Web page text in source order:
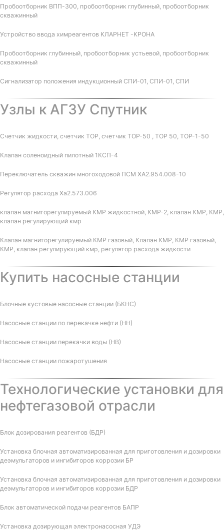
Пробоотборник ВПП-300, пробоотборник глубинный, пробоотборник
скважинный
Устройство ввода химреагентов КЛАРНЕТ -КРОНА
Пробоотборник глубинный, пробоотборник устьевой, пробоотборник
скважинный
Сигнализатор положения индукционный СПИ-01, СПИ-01, СПИ
Узлы к АГЗУ Спутник
Счетчик жидкости, счетчик ТОР, счетчик ТОР-50 , ТОР 50, ТОР-1-50
Клапан соленоидный пилотный 1КСП-4
Переключатель скважин многоходовой ПСМ ХА2.954.008-10
Регулятор расхода Ха2.573.006
клапан магниторегулируемый КМР жидкостной, КМР-2, клапан КМР, КМР,
клапан регулирующий кмр
Клапан магниторегулируемый КМР газовый, Клапан КМР, КМР газовый,
КМР, клапан регулирующий кмр, регулятор расхода жидкости
Купить насосные станции
Блочные кустовые насосные станции (БКНС)
Насосные станции по перекачке нефти (НН)
Насосные станции перекачки воды (НВ)
Насосные станции пожаротушения
Технологические установки для
нефтегазовой отрасли
Блок дозирования реагентов (БДР)
Установка блочная автоматизированная для приготовления и дозировки
деэмульгаторов и ингибиторов коррозии БР
Установка блочная автоматизированная для приготовления и дозировки
деэмульгаторов и ингибиторов коррозии БДР
Блок автоматической подачи реагентов БАПР
Установка дозирующая электронасосная УДЭ